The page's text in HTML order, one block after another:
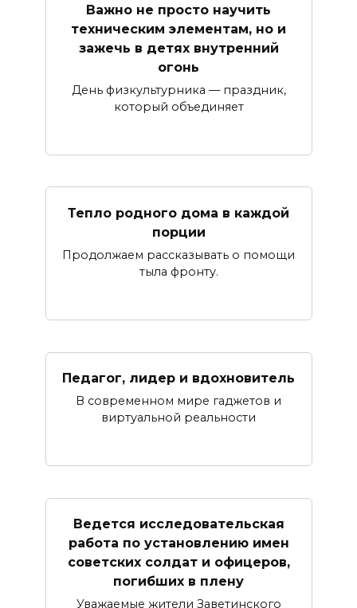
Важно не просто научить
техническим элементам, но и
зажечь в детях внутренний
огонь
День физкультурника — праздник,
который объединяет
Тепло родного дома в каждой
порции
Продолжаем рассказывать о помощи
тыла фронту.
Педагог, лидер и вдохновитель
В современном мире гаджетов и
виртуальной реальности
Ведется исследовательская
работа по установлению имен
советских солдат и офицеров,
погибших в плену
Уважаемые жители Заветинского